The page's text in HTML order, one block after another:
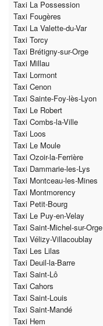
Taxi La Possession
Taxi Fougères
Taxi La Valette-du-Var
Taxi Torcy
Taxi Brétigny-sur-Orge
Taxi Millau
Taxi Lormont
Taxi Cenon
Taxi Sainte-Foy-lès-Lyon
Taxi Le Robert
Taxi Combs-la-Ville
Taxi Loos
Taxi Le Moule
Taxi Ozoir-la-Ferrière
Taxi Dammarie-les-Lys
Taxi Montceau-les-Mines
Taxi Montmorency
Taxi Petit-Bourg
Taxi Le Puy-en-Velay
Taxi Saint-Michel-sur-Orge
Taxi Vélizy-Villacoublay
Taxi Les Lilas
Taxi Deuil-la-Barre
Taxi Saint-Lô
Taxi Cahors
Taxi Saint-Louis
Taxi Saint-Mandé
Taxi Hem